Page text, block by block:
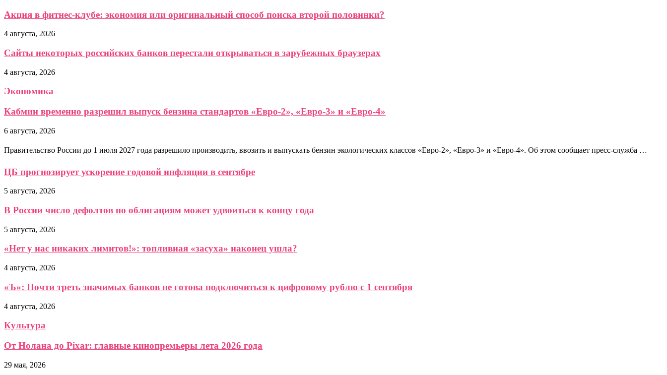
Акция в фитнес-клубе: экономия или оригинальный способ поиска второй половинки?
4 августа, 2026
Сайты некоторых российских банков перестали открываться в зарубежных браузерах
4 августа, 2026
Экономика
Кабмин временно разрешил выпуск бензина стандартов «Евро-2», «Евро-3» и «Евро-4»
6 августа, 2026
Правительство России до 1 июля 2027 года разрешило производить, ввозить и выпускать бензин экологических классов «Евро-2», «Евро-3» и «Евро-4». Об этом сообщает пресс-служба …
ЦБ прогнозирует ускорение годовой инфляции в сентябре
5 августа, 2026
В России число дефолтов по облигациям может удвоиться к концу года
5 августа, 2026
«Нет у нас никаких лимитов!»: топливная «засуха» наконец ушла?
4 августа, 2026
«Ъ»: Почти треть значимых банков не готова подключиться к цифровому рублю с 1 сентября
4 августа, 2026
Культура
От Нолана до Pixar: главные кинопремьеры лета 2026 года
29 мая, 2026